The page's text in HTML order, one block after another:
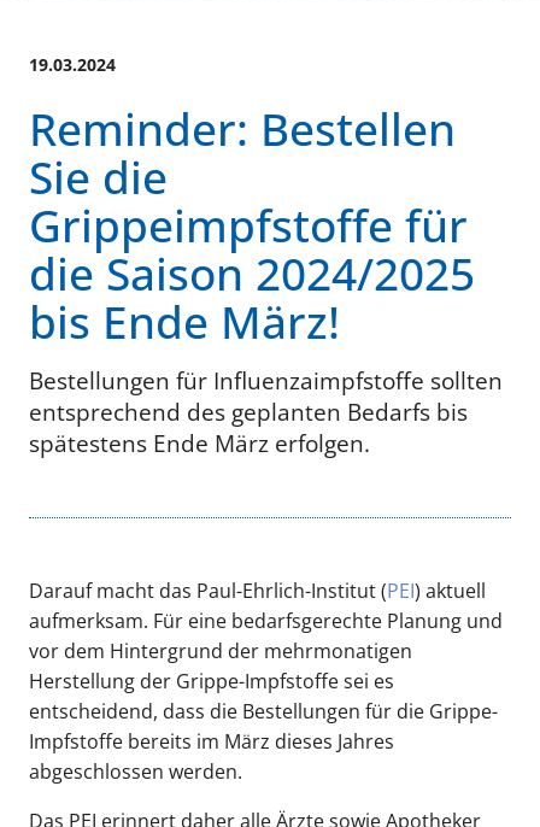
19.03.2024
Reminder: Bestellen
Sie die
Grippeimpfstoffe für
die Saison 2024/2025
bis Ende März!
Bestellungen für Influenzaimpfstoffe sollten
entsprechend des geplanten Bedarfs bis
spätestens Ende März erfolgen.
Darauf macht das Paul-Ehrlich-Institut (PEI) aktuell
aufmerksam. Für eine bedarfsgerechte Planung und
vor dem Hintergrund der mehrmonatigen
Herstellung der Grippe-Impfstoffe sei es
entscheidend, dass die Bestellungen für die Grippe-
Impfstoffe bereits im März dieses Jahres
abgeschlossen werden.
Das PEI erinnert daher alle Ärzte sowie Apotheker